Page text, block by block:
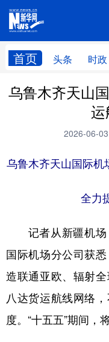
首页 头条 时政
头条 时
民
云游新疆 云端
融媒体
地方频道
辽宁 吉
浙江 安徽
乌鲁木齐天山
2026-06-
乌鲁木齐天山国际机
全力
记者从新疆机场
国际机场分公司获
造联通亚欧、辐射
八达货运航线网络
度。“十五五”期间，